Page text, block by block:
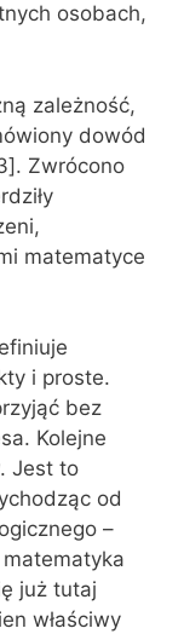
osobach,
zależność,
dowód
Zwrócono
matematyce
i proste.
bez
Kolejne
Jest to
od
–
już tutaj
właściwy